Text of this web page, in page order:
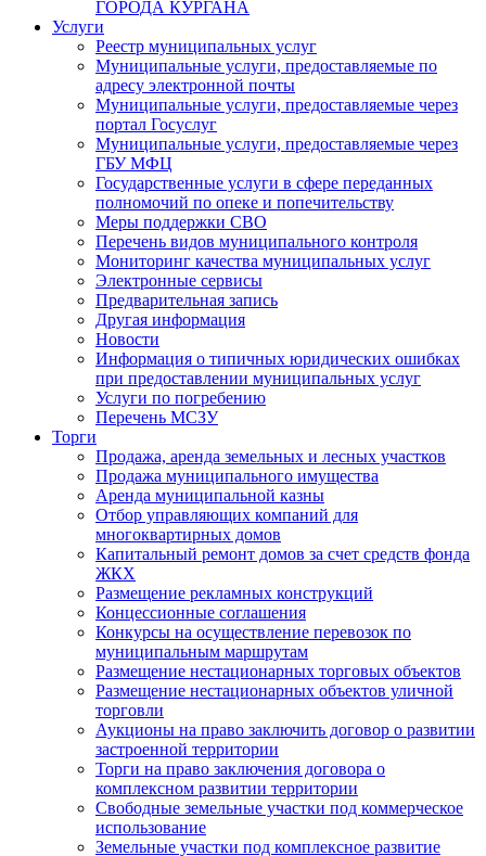
ГОРОДА КУРГАНА
Услуги
Реестр муниципальных услуг
Муниципальные услуги, предоставляемые по
адресу электронной почты
Муниципальные услуги, предоставляемые через
портал Госуслуг
Муниципальные услуги, предоставляемые через
ГБУ МФЦ
Государственные услуги в сфере переданных
полномочий по опеке и попечительству
Меры поддержки СВО
Перечень видов муниципального контроля
Мониторинг качества муниципальных услуг
Электронные сервисы
Предварительная запись
Другая информация
Новости
Информация о типичных юридических ошибках
при предоставлении муниципальных услуг
Услуги по погребению
Перечень МСЗУ
Торги
Продажа, аренда земельных и лесных участков
Продажа муниципального имущества
Аренда муниципальной казны
Отбор управляющих компаний для
многоквартирных домов
Капитальный ремонт домов за счет средств фонда
ЖКХ
Размещение рекламных конструкций
Концессионные соглашения
Конкурсы на осуществление перевозок по
муниципальным маршрутам
Размещение нестационарных торговых объектов
Размещение нестационарных объектов уличной
торговли
Аукционы на право заключить договор о развитии
застроенной территории
Торги на право заключения договора о
комплексном развитии территории
Свободные земельные участки под коммерческое
использование
Земельные участки под комплексное развитие